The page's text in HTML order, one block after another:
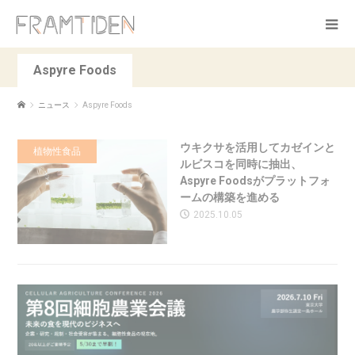
Aspyre Foods
ニュース Aspyre Foods
植物性食品
ウキクサを活用してカゼインと
ルビスコを同時に抽出、
Aspyre Foodsがプラットフォ
ームの構築を進める
2025.10.05